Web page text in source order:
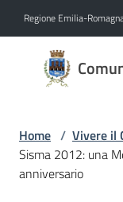
Regione Emilia-
Comune
di
Emilia
Home / Vivere il
Sisma 2012: una
anniversario